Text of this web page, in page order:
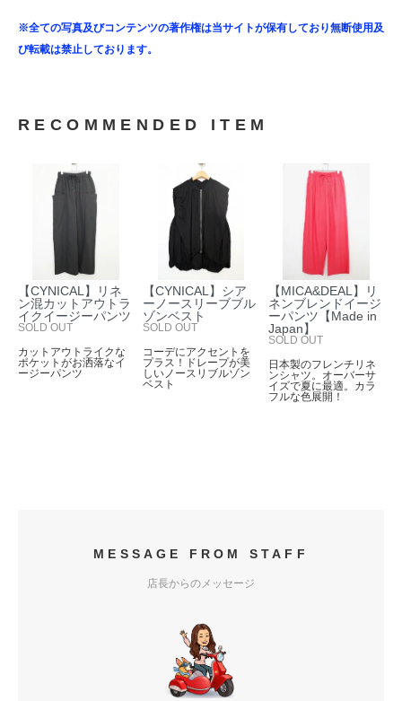
※全ての写真及びコンテンツの著作権は当サイトが保有しており無断使用及
び転載は禁止しております。
RECOMMENDED ITEM
【CYNICAL】リネ
ン混カットアウトラ
イクイージーパンツ
SOLD OUT
カットアウトライクな
ポケットがお洒落なイ
ージーパンツ
【CYNICAL】シア
ーノースリーブブル
ゾンベスト
SOLD OUT
コーデにアクセントを
プラス！ドレープが美
しいノースリブルゾン
ベスト
【MICA&DEAL】リ
ネンブレンドイージ
ーパンツ【Made in
Japan】
SOLD OUT
日本製のフレンチリネ
ンシャツ。オーバーサ
イズで夏に最適。カラ
フルな色展開！
MESSAGE FROM STAFF
店長からのメッセージ